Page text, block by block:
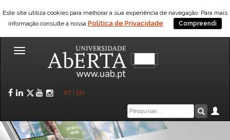
Este site utiliza cookies para melhorar a sua experiência de navegação. Para mais
informação consulte a nossa Política de Privacidade Compreendi
Toggle
Facebook
LinkedIn
Twitter
YouTube
Instagram
PT EN
Caixa
de
pesquisa